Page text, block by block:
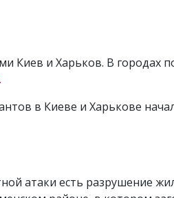
Киев и Харьков. В
в Киеве и Харькове
атаки есть разрушение